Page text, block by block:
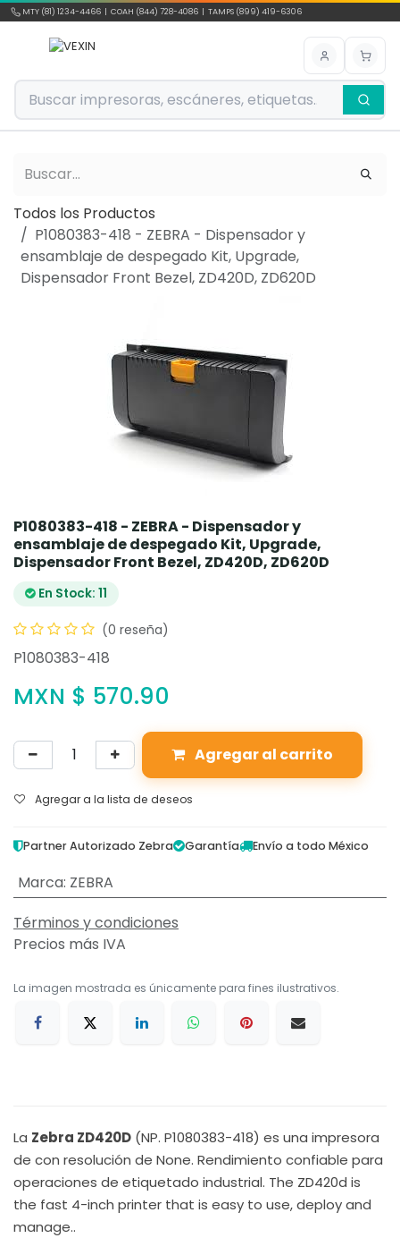
Ir al contenido
MTY (81) 1234-4466 | COAH (844) 728-4086 | TAMPS (899) 419-6306
Todos los Productos
P1080383-418 - ZEBRA - Dispensador y
ensamblaje de despegado Kit, Upgrade,
Dispensador Front Bezel, ZD420D, ZD620D
P1080383-418 - ZEBRA - Dispensador y
ensamblaje de despegado Kit, Upgrade,
Dispensador Front Bezel, ZD420D, ZD620D
En Stock: 11
(0 reseña)
P1080383-418
MXN $ 570.90
Agregar al carrito
Agregar a la lista de deseos
Partner Autorizado Zebra Garantía Envío a todo México
Marca: ZEBRA
Términos y condiciones
Precios más IVA
La imagen mostrada es únicamente para fines ilustrativos.
La Zebra ZD420D (NP. P1080383-418) es una impresora
de con resolución de None. Rendimiento confiable para
operaciones de etiquetado industrial. The ZD420d is
the fast 4-inch printer that is easy to use, deploy and
manage..